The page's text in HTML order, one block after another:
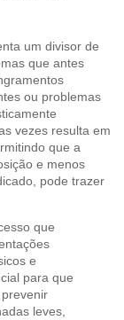
um divisor de
que antes
ou problemas
vezes resulta em
que a
e menos
pode trazer
que
e
para que
leves,